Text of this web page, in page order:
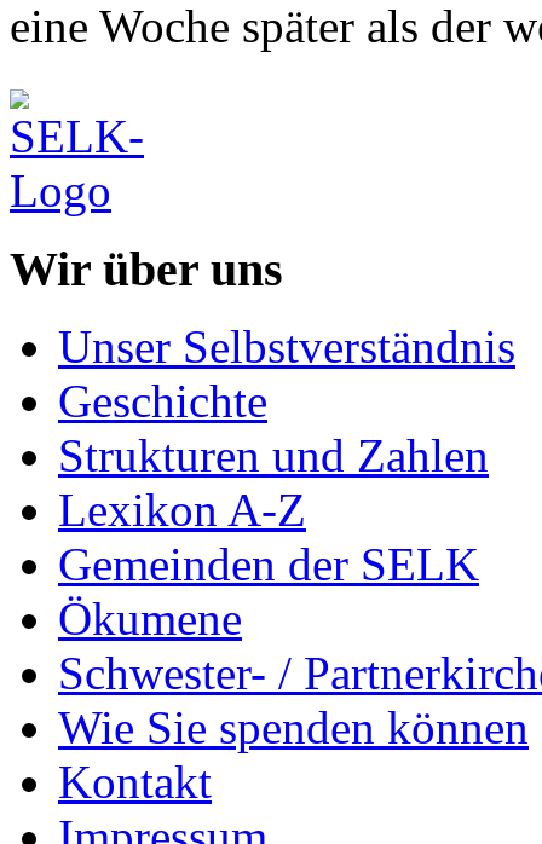
eine Woche später als der
Wir über uns
Unser Selbstverständnis
Geschichte
Strukturen und Zahlen
Lexikon A-Z
Gemeinden der SELK
Ökumene
Schwester- /
Wie Sie spenden können
Kontakt